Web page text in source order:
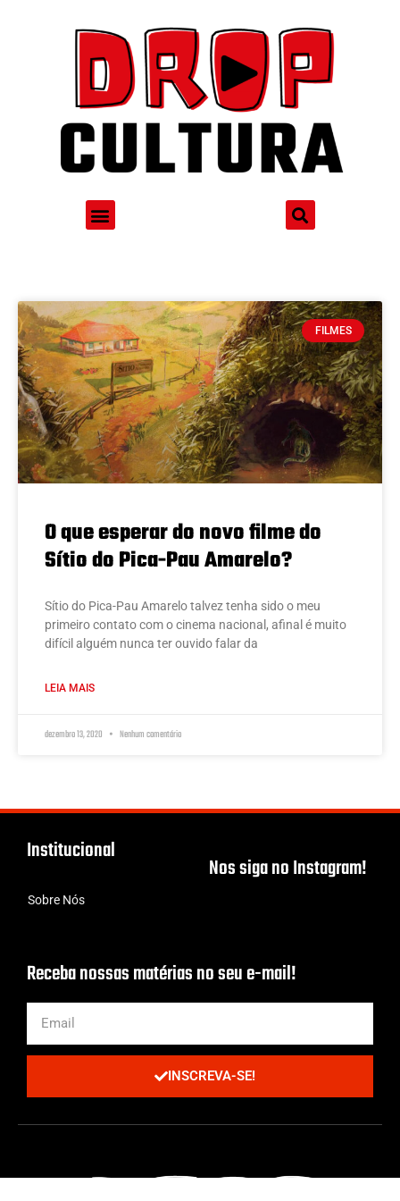
FILMES
O que esperar do novo filme do
Sítio do Pica-Pau Amarelo?
Sítio do Pica-Pau Amarelo talvez tenha sido o meu
primeiro contato com o cinema nacional, afinal é muito
difícil alguém nunca ter ouvido falar da
LEIA MAIS
dezembro 13, 2020 Nenhum comentário
Institucional
Sobre Nós
Nos siga no Instagram!
Receba nossas matérias no seu e-mail!
INSCREVA-SE!